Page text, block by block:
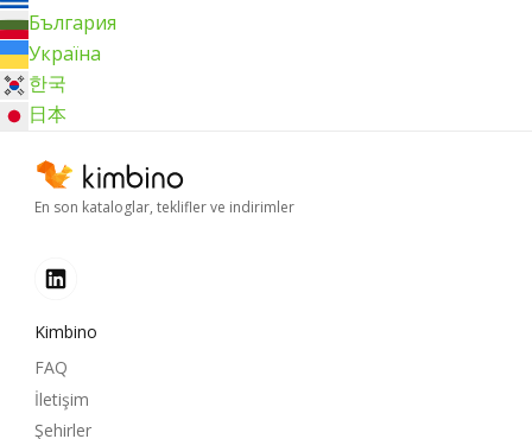
България
Україна
한국
日本
En son kataloglar, teklifler ve indirimler
Kimbino
FAQ
İletişim
Şehirler